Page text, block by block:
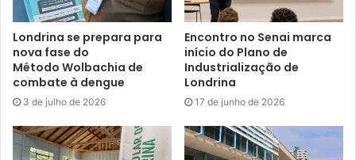
entrar em contato pelo mesmo site.
Londrina se prepara para
nova fase do
Método Wolbachia de
combate à dengue
3 de julho de 2026
Encontro no Senai marca
início do Plano de
Industrialização de
Londrina
17 de junho de 2026